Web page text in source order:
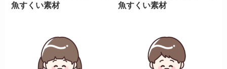
魚すくい素材
魚すくい素材